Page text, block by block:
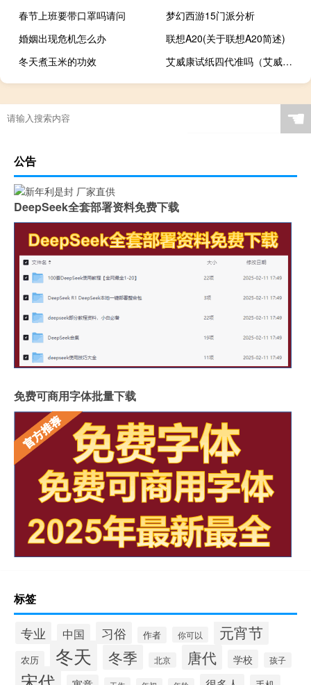
春节上班要带口罩吗请问
梦幻西游15门派分析
婚姻出现危机怎么办
联想A20(关于联想A20简述)
冬天煮玉米的功效
艾威康试纸四代准吗（艾威康）
☚
公告
DeepSeek全套部署资料免费下载
免费可商用字体批量下载
标签
专业 中国 习俗 作者 你可以 元宵节
农历 冬天 冬季 北京 唐代 学校 孩子